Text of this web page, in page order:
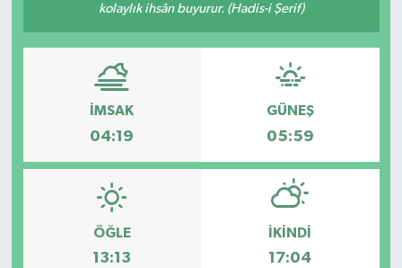
kolaylık ihsân buyurur. (Hadis-i Şerif)
İMSAK
04:19
GÜNEŞ
05:59
ÖĞLE
13:13
İKINDI
17:04